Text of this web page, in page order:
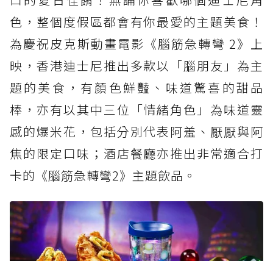
色，整個度假區都會有你最愛的主題美食！
為慶祝皮克斯動畫電影《腦筋急轉彎 2》上
映，香港迪士尼推出多款以「腦朋友」為主
題的美食，有顏色鮮豔、味道驚喜的甜品
棒，亦有以其中三位「情緒角色」為味道靈
感的爆米花，包括分別代表阿羞、厭厭與阿
焦的限定口味；酒店餐廳亦推出非常適合打
卡的《腦筋急轉彎2》主題飲品。